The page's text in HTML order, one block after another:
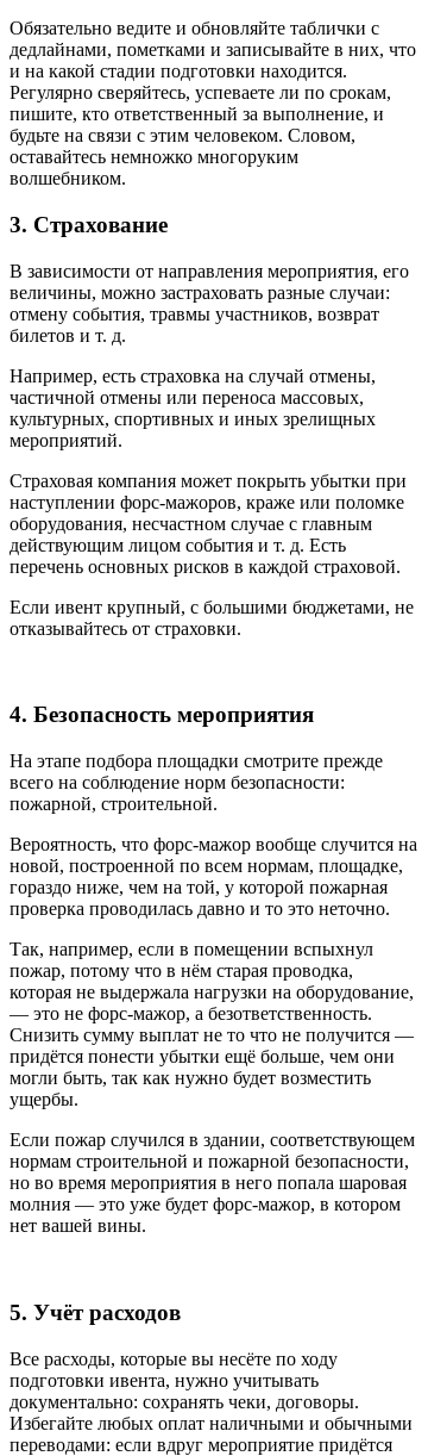
Обязательно ведите и обновляйте таблички с
дедлайнами, пометками и записывайте в них, что
и на какой стадии подготовки находится.
Регулярно сверяйтесь, успеваете ли по срокам,
пишите, кто ответственный за выполнение, и
будьте на связи с этим человеком. Словом,
оставайтесь немножко многоруким
волшебником.
3. Страхование
В зависимости от направления мероприятия, его
величины, можно застраховать разные случаи:
отмену события, травмы участников, возврат
билетов и т. д.
Например, есть страховка на случай отмены,
частичной отмены или переноса массовых,
культурных, спортивных и иных зрелищных
мероприятий.
Страховая компания может покрыть убытки при
наступлении форс-мажоров, краже или поломке
оборудования, несчастном случае с главным
действующим лицом события и т. д. Есть
перечень основных рисков в каждой страховой.
Если ивент крупный, с большими бюджетами, не
отказывайтесь от страховки.
4. Безопасность мероприятия
На этапе подбора площадки смотрите прежде
всего на соблюдение норм безопасности:
пожарной, строительной.
Вероятность, что форс-мажор вообще случится на
новой, построенной по всем нормам, площадке,
гораздо ниже, чем на той, у которой пожарная
проверка проводилась давно и то это неточно.
Так, например, если в помещении вспыхнул
пожар, потому что в нём старая проводка,
которая не выдержала нагрузки на оборудование,
— это не форс-мажор, а безответственность.
Снизить сумму выплат не то что не получится —
придётся понести убытки ещё больше, чем они
могли быть, так как нужно будет возместить
ущербы.
Если пожар случился в здании, соответствующем
нормам строительной и пожарной безопасности,
но во время мероприятия в него попала шаровая
молния — это уже будет форс-мажор, в котором
нет вашей вины.
5. Учёт расходов
Все расходы, которые вы несёте по ходу
подготовки ивента, нужно учитывать
документально: сохранять чеки, договоры.
Избегайте любых оплат наличными и обычными
переводами: если вдруг мероприятие придётся